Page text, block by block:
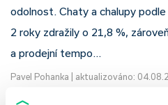
odolnost. Chaty a chalupy
2 roky zdražily o 21,8 %,
a prodejní tempo…
Pavel Pohanka aktualizováno: